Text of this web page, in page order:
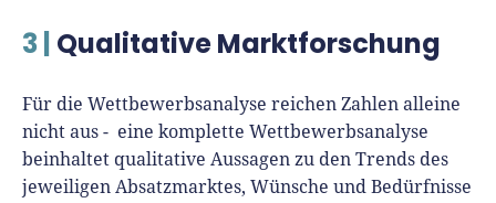
3 | Qualitative Marktforschung
Für die Wettbewerbsanalyse reichen Zahlen alleine
nicht aus - eine komplette Wettbewerbsanalyse
beinhaltet qualitative Aussagen zu den Trends des
jeweiligen Absatzmarktes, Wünsche und Bedürfnisse